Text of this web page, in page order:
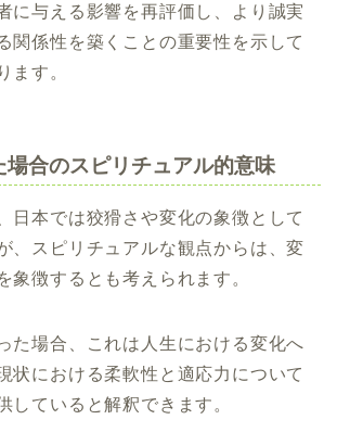
に与える影響を再評価し、より誠実
関係性を築くことの重要性を示して
ます。
合のスピリチュアル的意味
日本では狡猾さや変化の象徴として
、スピリチュアルな観点からは、変
象徴するとも考えられます。
た場合、これは人生における変化へ
状における柔軟性と適応力について
していると解釈できます。